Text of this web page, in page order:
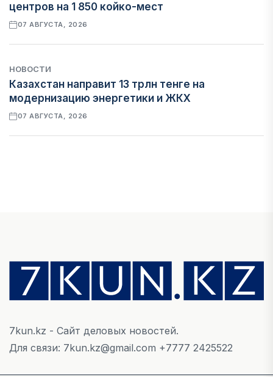
центров на 1 850 койко-мест
07 АВГУСТА, 2026
НОВОСТИ
Казахстан направит 13 трлн тенге на
модернизацию энергетики и ЖКХ
07 АВГУСТА, 2026
Денежно-кредитная политика влияет не
только на спрос, но и на предложение труда
07 АВГУСТА, 2026
НОВОСТИ
обратились в Генеральную прокуратуру
7kun.kz - Сайт деловых новостей.
Для связи: 7kun.kz@gmail.com +7777 2425522